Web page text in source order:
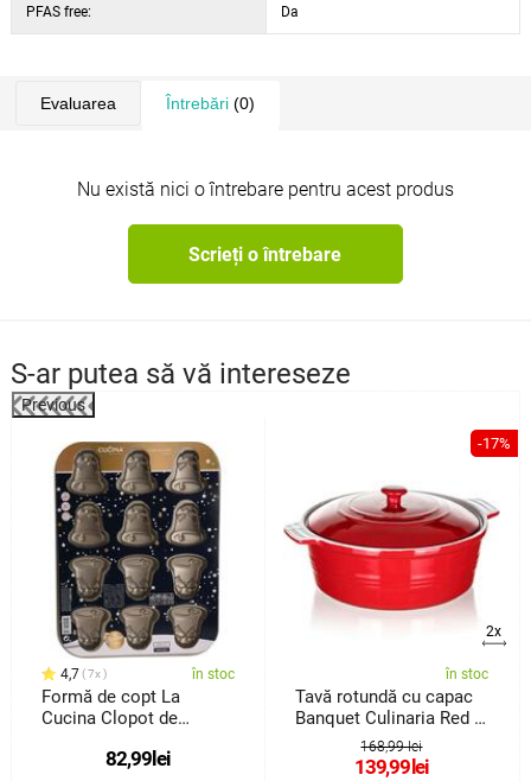
PFAS free: Da
Evaluarea Întrebări(0)
Nu există nici o întrebare pentru acest produs
Scrieți o întrebare
S-ar putea să vă intereseze
Previous
4,7 7x în stoc
Formă de copt La
Cucina Clopot de
82,99 lei
-17%
2x
în stoc
Tavă rotundă cu capac
Banquet Culinaria Red 3
168,99 lei
139,99 lei